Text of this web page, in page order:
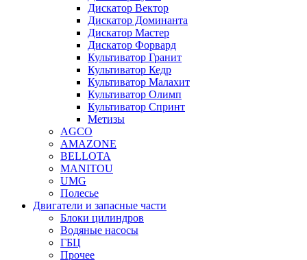
Дискатор Вектор
Дискатор Доминанта
Дискатор Мастер
Дискатор Форвард
Культиватор Гранит
Культиватор Кедр
Культиватор Малахит
Культиватор Олимп
Культиватор Спринт
Метизы
AGCO
AMAZONE
BELLOTA
MANITOU
UMG
Полесье
Двигатели и запасные части
Блоки цилиндров
Водяные насосы
ГБЦ
Прочее